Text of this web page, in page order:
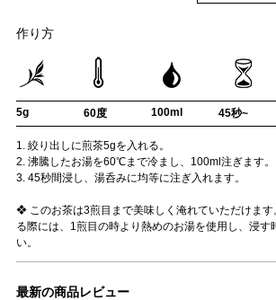
作り方
5g 60度 100ml 45秒~
1. 絞り出しに煎茶5gを入れる。
2. 沸騰したお湯を60℃まで冷まし、100ml注ぎます。
3. 45秒間浸し、湯呑みに均等に注ぎ入れます。
❖ このお茶は3煎目まで美味しく淹れていただけま
る際には、1煎目の時より熱めのお湯を使用し、浸す
い。
最新の商品レビュー